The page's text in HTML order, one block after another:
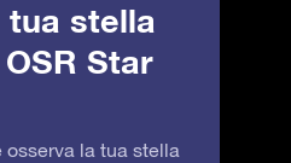
tua stella
Star
la tua stella